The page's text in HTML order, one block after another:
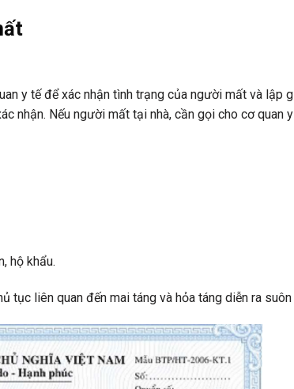
y tế để xác nhận tình trạng của người mất và lập
nhận. Nếu người mất tại nhà, cần gọi cho cơ quan
hộ khẩu.
liên quan đến mai táng và hỏa táng diễn ra suôn